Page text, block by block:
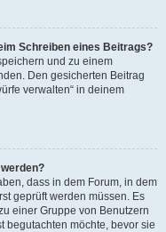
Schreiben eines Beitrags?
und zu einem
Den gesicherten Beitrag
verwalten“ in deinem
dass in dem Forum, in dem
geprüft werden müssen. Es
einer Gruppe von Benutzern
begutachten möchte, bevor sie